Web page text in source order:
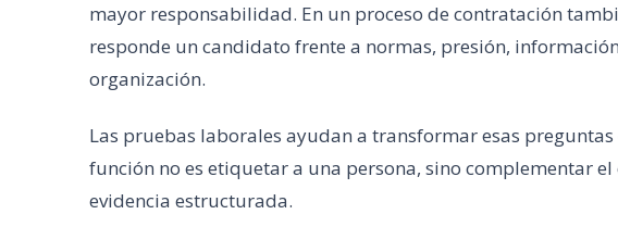
mayor responsabilidad. En un proceso de contratación
responde un candidato frente a normas, presión,
organización.
Las pruebas laborales ayudan a transformar esas
función no es etiquetar a una persona, sino complementar
evidencia estructurada.